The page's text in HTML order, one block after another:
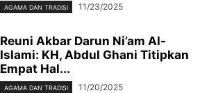
AGAMA DAN TRADISI 11/23/2025
Reuni Akbar Darun Ni’am Al-
Islami: KH, Abdul Ghani Titipkan
Empat Hal...
AGAMA DAN TRADISI 11/20/2025